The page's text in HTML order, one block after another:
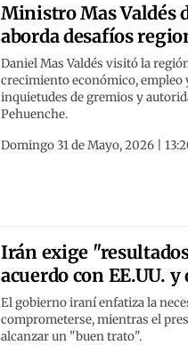
Ministro Mas Valdés
aborda desafíos
Daniel Mas Valdés visitó la
crecimiento económico, empleo
inquietudes de gremios y
Pehuenche.
Domingo 31 de Mayo, 2026 |
Irán exige
acuerdo con EE.UU.
El gobierno iraní enfatiza la
comprometerse, mientras el
alcanzar un "buen trato".